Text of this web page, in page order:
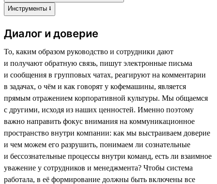
Инструменты ⭣
Диалог и доверие
То, каким образом руководство и сотрудники дают
и получают обратную связь, пишут электронные письма
и сообщения в групповых чатах, реагируют на комментарии
в задачах, о чём и как говорят у кофемашины, является
прямым отражением корпоративной культуры. Мы общаемся
с другими, исходя из наших ценностей. Именно поэтому
важно направить фокус внимания на коммуникационное
пространство внутри компании: как мы выстраиваем доверие
и чем можем его разрушить, понимаем ли сознательные
и бессознательные процессы внутри команд, есть ли взаимное
уважение у сотрудников и менеджмента? Чтобы система
работала, в её формирование должны быть включены все